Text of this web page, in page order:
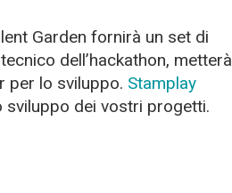
Garden fornirà un set di
dell’hackathon, metterà
per lo sviluppo. Stamplay
dei vostri progetti.